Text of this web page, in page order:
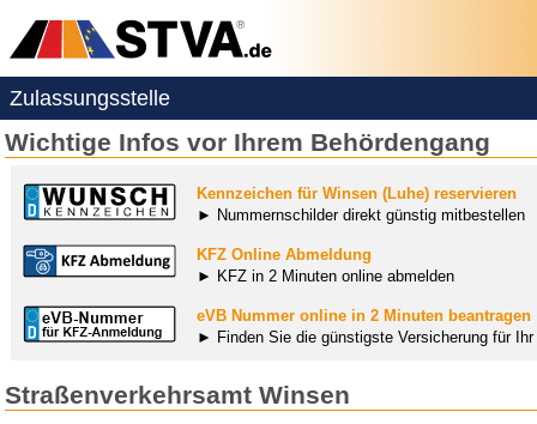
Zulassungsstelle
Wichtige Infos vor Ihrem Behördengang
Kennzeichen für Winsen (Luhe) reservieren
► Nummernschilder direkt günstig mitbestellen
KFZ Online Abmeldung
► KFZ in 2 Minuten online abmelden
eVB Nummer online in 2 Minuten beantragen
► Finden Sie die günstigste Versicherung für
Straßenverkehrsamt Winsen